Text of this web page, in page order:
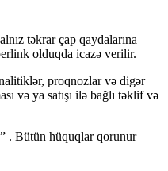
təkrar çap qaydalarına
olduqda icazə verilir.
proqnozlar və digər
və ya satışı ilə bağlı təklif və
. Bütün hüquqlar qorunur